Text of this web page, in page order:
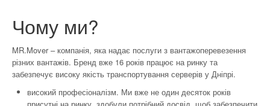
Чому ми?
MR.Mover – компанія, яка надає послуги з вантажоперевезення
різних вантажів. Бренд вже 16 років працює на ринку та
забезпечує високу якість транспортування серверів у Дніпрі.
високий професіоналізм. Ми вже не один десяток років